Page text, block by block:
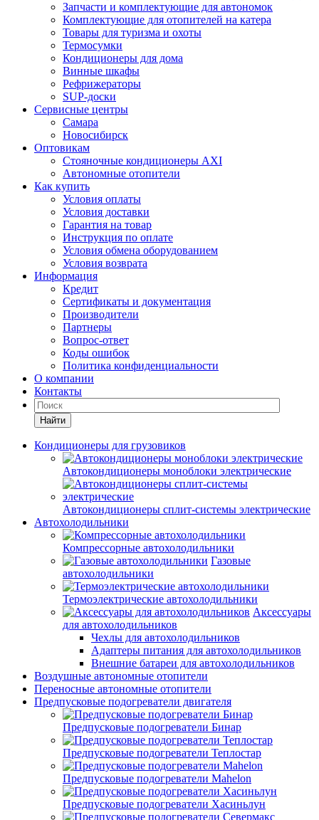
Запчасти и комплектующие для автономок
Комплектующие для отопителей на катера
Товары для туризма и охоты
Термосумки
Кондиционеры для дома
Винные шкафы
Рефрижераторы
SUP-доски
Сервисные центры
Самара
Новосибирск
Оптовикам
Стояночные кондиционеры AXI
Автономные отопители
Как купить
Условия оплаты
Условия доставки
Гарантия на товар
Инструкция по оплате
Условия обмена оборудованием
Условия возврата
Информация
Кредит
Сертификаты и документация
Производители
Партнеры
Вопрос-ответ
Коды ошибок
Политика конфиденциальности
О компании
Контакты
Найти
Кондиционеры для грузовиков
Автокондиционеры моноблоки электрические
Автокондиционеры сплит-системы электрические
Автохолодильники
Компрессорные автохолодильники
Газовые
автохолодильники
Термоэлектрические автохолодильники
Аксессуары
для автохолодильников
Чехлы для автохолодильников
Адаптеры питания для автохолодильников
Внешние батареи для автохолодильников
Воздушные автономные отопители
Переносные автономные отопители
Предпусковые подогреватели двигателя
Предпусковые подогреватели Бинар
Предпусковые подогреватели Теплостар
Предпусковые подогреватели Mahelon
Предпусковые подогреватели Хасиньлун